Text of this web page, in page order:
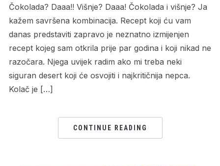
Čokolada? Daaa!! Višnje? Daaa! Čokolada i višnje? Ja
kažem savršena kombinacija. Recept koji ću vam
danas predstaviti zapravo je neznatno izmijenjen
recept kojeg sam otkrila prije par godina i koji nikad ne
razočara. Njega uvijek radim ako mi treba neki
siguran desert koji će osvojiti i najkritičnija nepca.
Kolač je […]
CONTINUE READING